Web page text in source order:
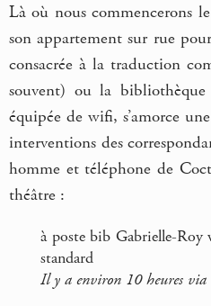
Là où nous commencerons
son appartement sur rue
consacrée à la traduction
souvent) ou la
équipée de wifi, s’amorce
interventions des
homme et téléphone de
théâtre :
à poste bib Gabrielle-
standard
Il y a environ 10 heures via